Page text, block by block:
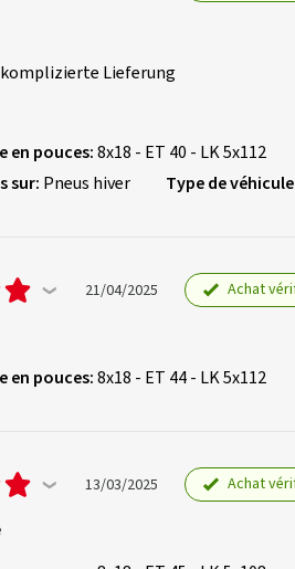
Lieferung
en pouces:8x18 - ET 40 - LK 5x112
sur: Pneus hiver Type de
21/04/2025 Achat
en pouces:8x18 - ET 44 - LK 5x112
13/03/2025 Achat